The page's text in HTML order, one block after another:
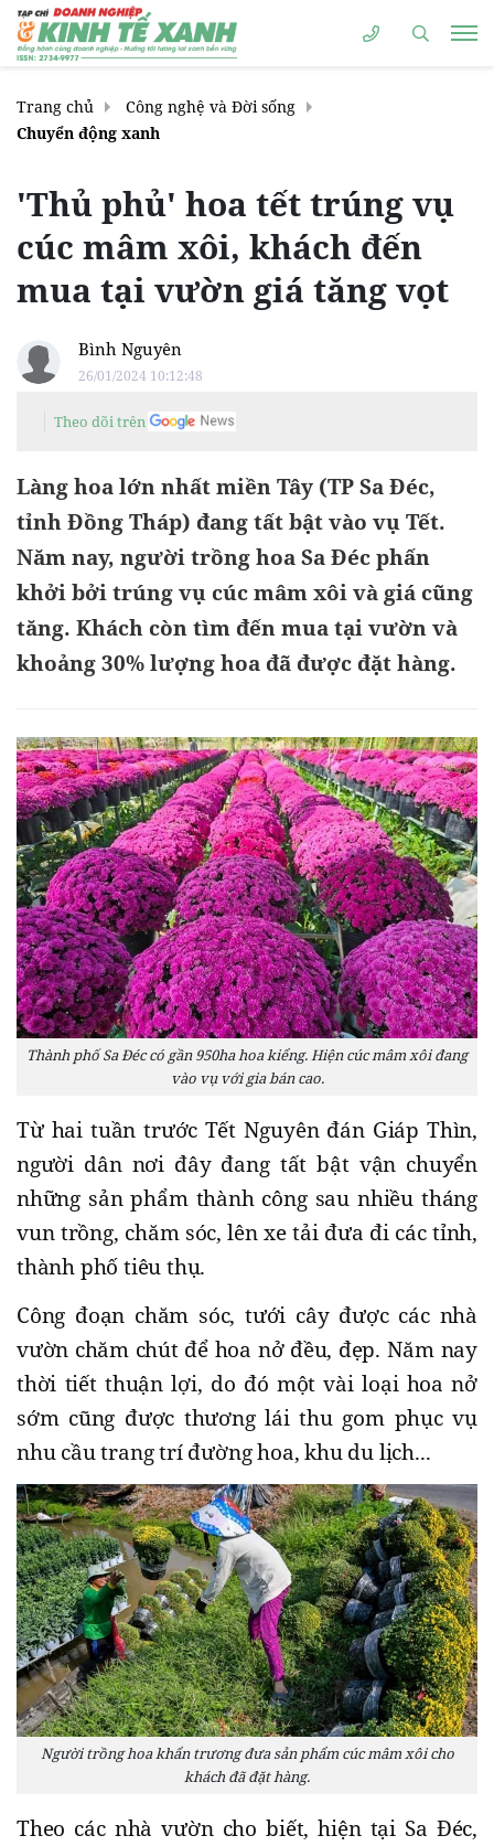
Trang chủ
Công nghệ và Đời sống
Chuyển động xanh
'Thủ phủ' hoa tết trúng vụ
cúc mâm xôi, khách đến
mua tại vườn giá tăng vọt
Bình Nguyên
26/01/2024 10:12:48
Theo dõi trên
Làng hoa lớn nhất miền Tây (TP Sa Đéc,
tỉnh Đồng Tháp) đang tất bật vào vụ Tết.
Năm nay, người trồng hoa Sa Đéc phấn
khởi bởi trúng vụ cúc mâm xôi và giá cũng
tăng. Khách còn tìm đến mua tại vườn và
khoảng 30% lượng hoa đã được đặt hàng.
Thành phố Sa Đéc có gần 950ha hoa kiểng. Hiện cúc mâm xôi đang
vào vụ với gia bán cao.
Từ hai tuần trước Tết Nguyên đán Giáp Thìn,
người dân nơi đây đang tất bật vận chuyển
những sản phẩm thành công sau nhiều tháng
vun trồng, chăm sóc, lên xe tải đưa đi các tỉnh,
thành phố tiêu thụ.
Công đoạn chăm sóc, tưới cây được các nhà
vườn chăm chút để hoa nở đều, đẹp. Năm nay
thời tiết thuận lợi, do đó một vài loại hoa nở
sớm cũng được thương lái thu gom phục vụ
nhu cầu trang trí đường hoa, khu du lịch...
Người trồng hoa khẩn trương đưa sản phẩm cúc mâm xôi cho
khách đã đặt hàng.
Theo các nhà vườn cho biết, hiện tại Sa Đéc,